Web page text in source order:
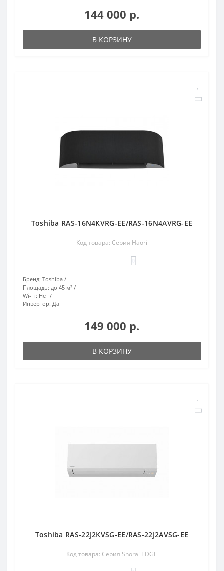
144 000 р.
В КОРЗИНУ
Toshiba RAS-16N4KVRG-EE/RAS-16N4AVRG-EE
Код товара: Серия Haori
Бренд: Toshiba
Площадь: до 45 м²
Wi-Fi: Нет
Инвертор: Да
149 000 р.
В КОРЗИНУ
Toshiba RAS-22J2KVSG-EE/RAS-22J2AVSG-EE
Код товара: Серия Shorai EDGE